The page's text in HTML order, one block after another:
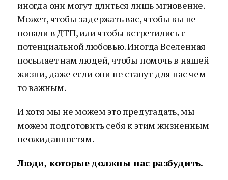
иногда они могут длиться лишь мгновение.
Может, чтобы задержать вас, чтобы вы не
попали в ДТП, или чтобы встретились с
потенциальной любовью. Иногда Вселенная
посылает нам людей, чтобы помочь в нашей
жизни, даже если они не станут для нас чем-
то важным.
И хотя мы не можем это предугадать, мы
можем подготовить себя к этим жизненным
неожиданностям.
Люди, которые должны нас разбудить.